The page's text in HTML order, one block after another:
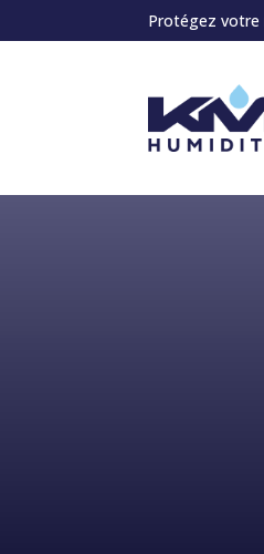
Protégez votre